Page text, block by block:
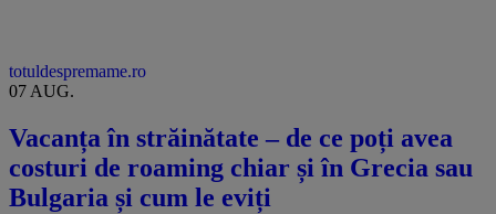
totuldespremame.ro
07 AUG.
Vacanța în străinătate – de ce poți avea
costuri de roaming chiar și în Grecia sau
Bulgaria și cum le eviți